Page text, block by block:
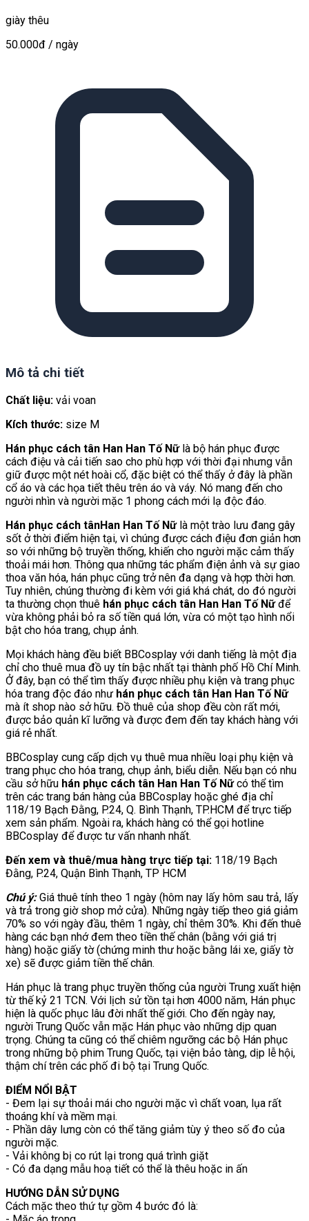
giày thêu
50.000đ / ngày
Mô tả chi tiết
Chất liệu: vải voan
Kích thước: size M
Hán phục cách tân Han Han Tố Nữlà bộ hán phục được
cách điệu và cải tiến sao cho phù hợp với thời đại nhưng vẫn
giữ được một nét hoài cổ, đặc biệt có thể thấy ở đây là phần
cổ áo và các họa tiết thêu trên áo và váy. Nó mang đến cho
người nhìn và người mặc 1 phong cách mới lạ độc đáo.
Hán phục cách tânHan Han Tố Nữlà một trào lưu đang gây
sốt ở thời điểm hiện tại, vì chúng được cách điệu đơn giản hơn
so với những bộ truyền thống, khiến cho người mặc cảm thấy
thoải mái hơn. Thông qua những tác phẩm điện ảnh và sự giao
thoa văn hóa, hán phục cũng trở nên đa dạng và hợp thời hơn.
Tuy nhiên, chúng thường đi kèm với giá khá chát, do đó người
ta thường chọn thuê hán phục cách tân Han Han Tố Nữđể
vừa không phải bỏ ra số tiền quá lớn, vừa có một tạo hình nổi
bật cho hóa trang, chụp ảnh.
Mọi khách hàng đều biết BBCosplay với danh tiếng là một địa
chỉ cho thuê mua đồ uy tín bậc nhất tại thành phố Hồ Chí Minh.
Ở đây, bạn có thể tìm thấy được nhiều phụ kiện và trang phục
hóa trang độc đáo như hán phục cách tân Han Han Tố Nữ
mà ít shop nào sở hữu. Đồ thuê của shop đều còn rất mới,
được bảo quản kĩ lưỡng và được đem đến tay khách hàng với
giá rẻ nhất.
BBCosplay cung cấp dịch vụ thuê mua nhiều loại phụ kiện và
trang phục cho hóa trang, chụp ảnh, biểu diễn. Nếu bạn có nhu
cầu sở hữu hán phục cách tân Han Han Tố Nữcó thể tìm
trên các trang bán hàng của BBCosplay hoặc ghé địa chỉ
118/19 Bạch Đằng, P.24, Q. Bình Thạnh, TP.HCM để trực tiếp
xem sản phẩm. Ngoài ra, khách hàng có thể gọi hotline
BBCosplay để được tư vấn nhanh nhất.
Đến xem và thuê/mua hàng trực tiếp tại: 118/19 Bạch
Đằng, P.24, Quận Bình Thạnh, TP HCM
Chú ý:Giá thuê tính theo 1 ngày (hôm nay lấy hôm sau trả, lấy
và trả trong giờ shop mở cửa). Những ngày tiếp theo giá giảm
70% so với ngày đầu, thêm 1 ngày, chỉ thêm 30%. Khi đến thuê
hàng các bạn nhớ đem theo tiền thế chân (bằng với giá trị
hàng) hoặc giấy tờ (chứng minh thư hoặc bằng lái xe, giấy tờ
xe) sẽ được giảm tiền thế chân.
Hán phục là trang phục truyền thống của người Trung xuất hiện
từ thế kỷ 21 TCN. Với lịch sử tồn tại hơn 4000 năm, Hán phục
hiện là quốc phục lâu đời nhất thế giới. Cho đến ngày nay,
người Trung Quốc vẫn mặc Hán phục vào những dịp quan
trọng. Chúng ta cũng có thể chiêm ngưỡng các bộ Hán phục
trong những bộ phim Trung Quốc, tại viện bảo tàng, dịp lễ hội,
thậm chí trên các phố đi bộ tại Trung Quốc.
ĐIỂM NỔI BẬT
- Đem lại sự thoải mái cho người mặc vì chất voan, lụa rất
thoáng khí và mềm mại.
- Phần dây lưng còn có thể tăng giảm tùy ý theo số đo của
người mặc.
- Vải không bị co rút lại trong quá trình giặt
- Có đa dạng mẫu hoạ tiết có thể là thêu hoặc in ấn
HƯỚNG DẪN SỬ DỤNG
Cách mặc theo thứ tự gồm 4 bước đó là: